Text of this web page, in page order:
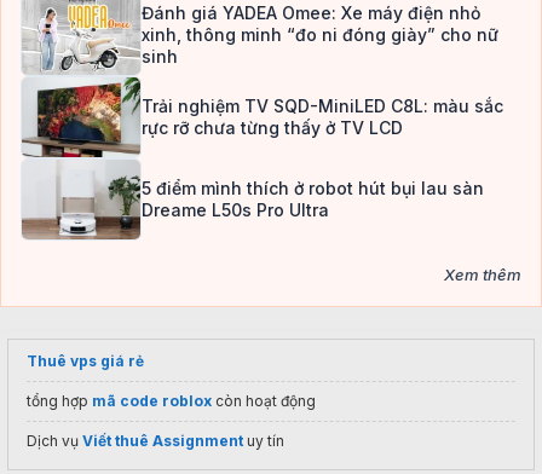
Đánh giá YADEA Omee: Xe máy điện nhỏ
xinh, thông minh “đo ni đóng giày” cho nữ
sinh
Trải nghiệm TV SQD-MiniLED C8L: màu sắc
rực rỡ chưa từng thấy ở TV LCD
5 điểm mình thích ở robot hút bụi lau sàn
Dreame L50s Pro Ultra
Xem thêm
Thuê vps giá rẻ
tổng hợp mã code roblox còn hoạt động
Dịch vụ Viết thuê Assignment uy tín